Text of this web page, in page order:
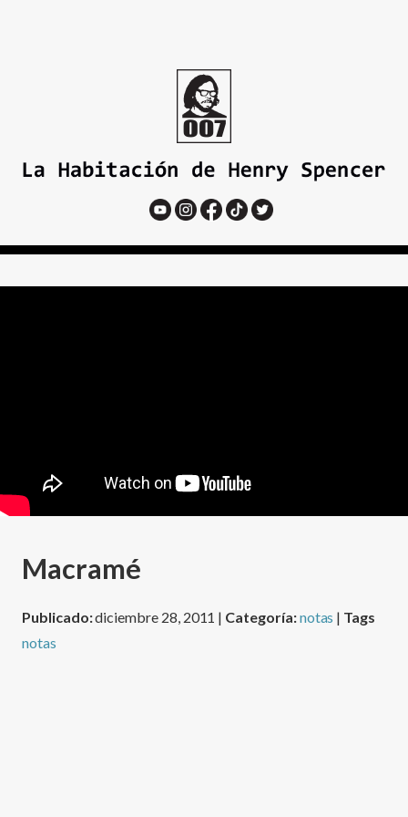
Macramé
Publicado:diciembre 28, 2011 | Categoría:notas | Tags
notas